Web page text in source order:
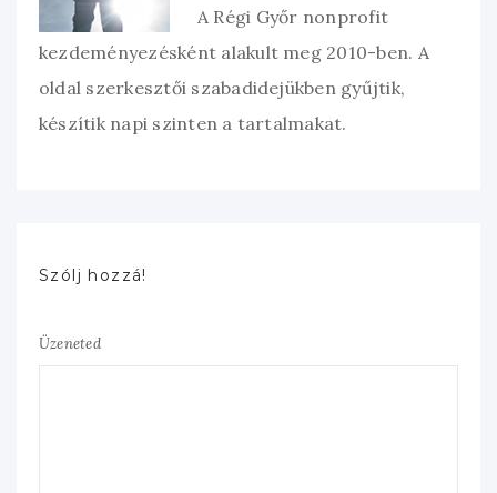
A Régi Győr nonprofit
kezdeményezésként alakult meg 2010-ben. A
oldal szerkesztői szabadidejükben gyűjtik,
készítik napi szinten a tartalmakat.
Szólj hozzá!
Üzeneted